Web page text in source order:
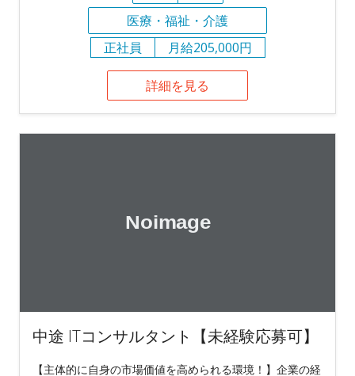
医療・福祉・介護
正社員
月給205,000円
詳細を見る
中途 ITコンサルタント【未経験応募可】
【主体的に自身の市場価値を高められる環境！】企業の経